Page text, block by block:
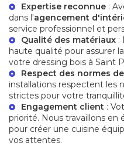
Expertise reconnue :
dans l'agencement
service professionnel et
Qualité des matériaux :
haute qualité pour assurer
votre dressing bois à Saint
Respect des normes
installations respectent les
strictes pour votre
Engagement client :
priorité. Nous travaillons en
pour créer une cuisine
vos attentes.